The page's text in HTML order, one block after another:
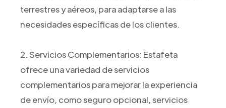
terrestres y aéreos, para adaptarse a las
necesidades específicas de los clientes.
2. Servicios Complementarios: Estafeta
ofrece una variedad de servicios
complementarios para mejorar la experiencia
de envío, como seguro opcional, servicios